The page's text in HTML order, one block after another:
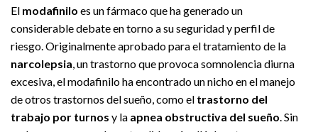
El modafinilo es un fármaco que ha generado un
considerable debate en torno a su seguridad y perfil de
riesgo. Originalmente aprobado para el tratamiento de la
narcolepsia, un trastorno que provoca somnolencia diurna
excesiva, el modafinilo ha encontrado un nicho en el manejo
de otros trastornos del sueño, como el trastorno del
trabajo por turnos y la apnea obstructiva del sueño. Sin